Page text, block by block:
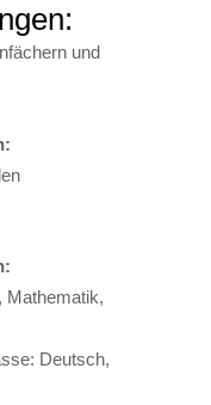
und
Mathematik,
Deutsch,